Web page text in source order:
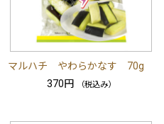
マルハチ やわらかなす 70g
370円
（税込み）